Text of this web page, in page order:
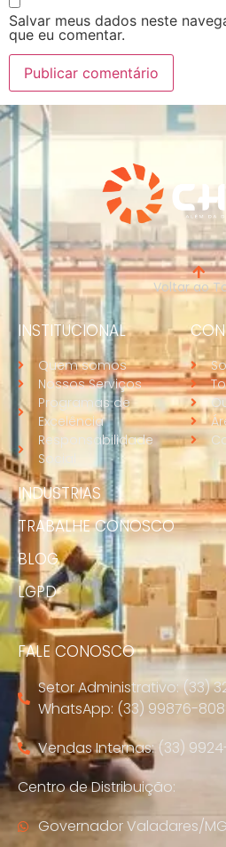
Salvar meus dados neste
que eu comentar.
Voltar ao
INSTITUCIONAL
Quem somos
Nossos Serviços
Programas de
Excelência
Responsabilidade
Social
INDUSTRIAS
TRABALHE CONOSCO
BLOG
LGPD
FALE CONOSCO
Setor Administrativo: (33)
WhatsApp: (33) 99876-
Vendas Internas: (33)
Centro de Distribuição:
Governador Valadares/